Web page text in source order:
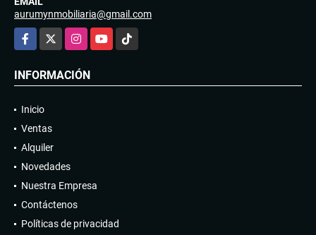
aurumynmobiliaria@gmail.com
Facebook
InstagramYouTubeTikTok
INFORMACIÓN
Inicio
Ventas
Alquiler
Novedades
Nuestra Empresa
Contáctenos
Políticas de privacidad